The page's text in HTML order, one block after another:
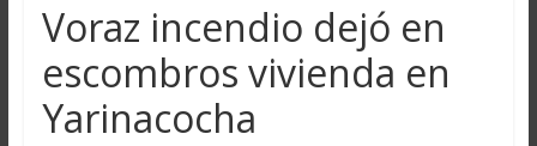
Voraz incendio dejó en
escombros vivienda en
Yarinacocha